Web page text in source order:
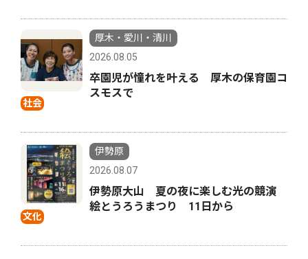
社会
厚木・愛川・清川
2026.08.05
卒園児が憧れを叶える 厚木の保育園コ
スモスで
文化
伊勢原
2026.08.07
伊勢原大山 夏の夜に楽しむ光の競演
絵とうろうまつり 11日から